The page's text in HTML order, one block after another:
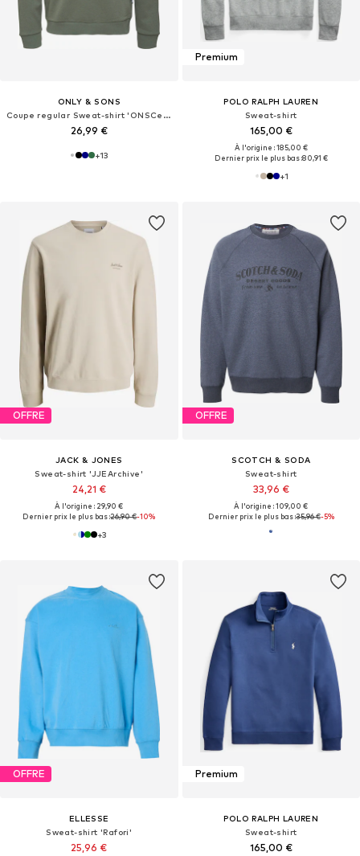
ONLY & SONS
Coupe regular Sweat-shirt 'ONSCeres'
26,99 €
+13
Premium
POLO RALPH LAUREN
Sweat-shirt
165,00 €
À l'origine : 185,00 €
Dernier prix le plus bas :80,91 €
+1
OFFRE
JACK & JONES
Sweat-shirt 'JJEArchive'
24,21 €
À l'origine : 29,90 €
Dernier prix le plus bas :26,90 €-10%
+3
OFFRE
SCOTCH & SODA
Sweat-shirt
33,96 €
À l'origine : 109,00 €
Dernier prix le plus bas :35,96 €-5%
OFFRE
ELLESSE
Sweat-shirt 'Rafori'
25,96 €
Premium
POLO RALPH LAUREN
Sweat-shirt
165,00 €